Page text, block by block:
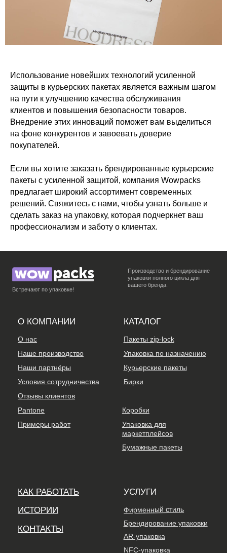
Использование новейших технологий усиленной
защиты в курьерских пакетах является важным шагом
на пути к улучшению качества обслуживания
клиентов и повышения безопасности товаров.
Внедрение этих инноваций поможет вам выделиться
на фоне конкурентов и завоевать доверие
покупателей.
Если вы хотите заказать брендированные курьерские
пакеты с усиленной защитой, компания Wowpacks
предлагает широкий ассортимент современных
решений. Свяжитесь с нами, чтобы узнать больше и
сделать заказ на упаковку, которая подчеркнет ваш
профессионализм и заботу о клиентах.
© 2026 ООО "ТРЕНД-ОПТОМ"
Политика конфиденциальности